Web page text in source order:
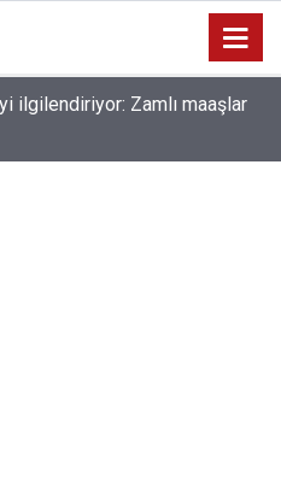
ilgilendiriyor: Zamlı maaşlar